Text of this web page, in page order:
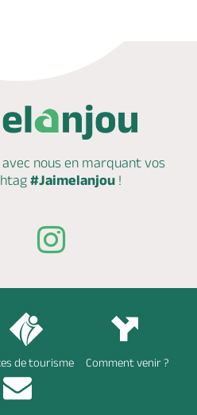
nous en marquantvos
#Jaimelanjou !
de tourisme Comment venir ?